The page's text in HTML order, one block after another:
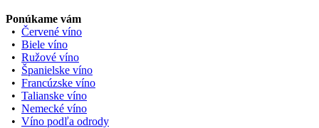
Ponúkame vám
• Červené víno
• Biele víno
• Ružové víno
• Španielske víno
• Francúzske víno
• Talianske víno
• Nemecké víno
• Víno podľa odrody